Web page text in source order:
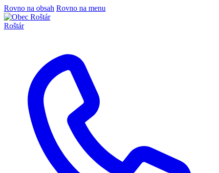
Rovno na obsah Rovno na menu
Roštár